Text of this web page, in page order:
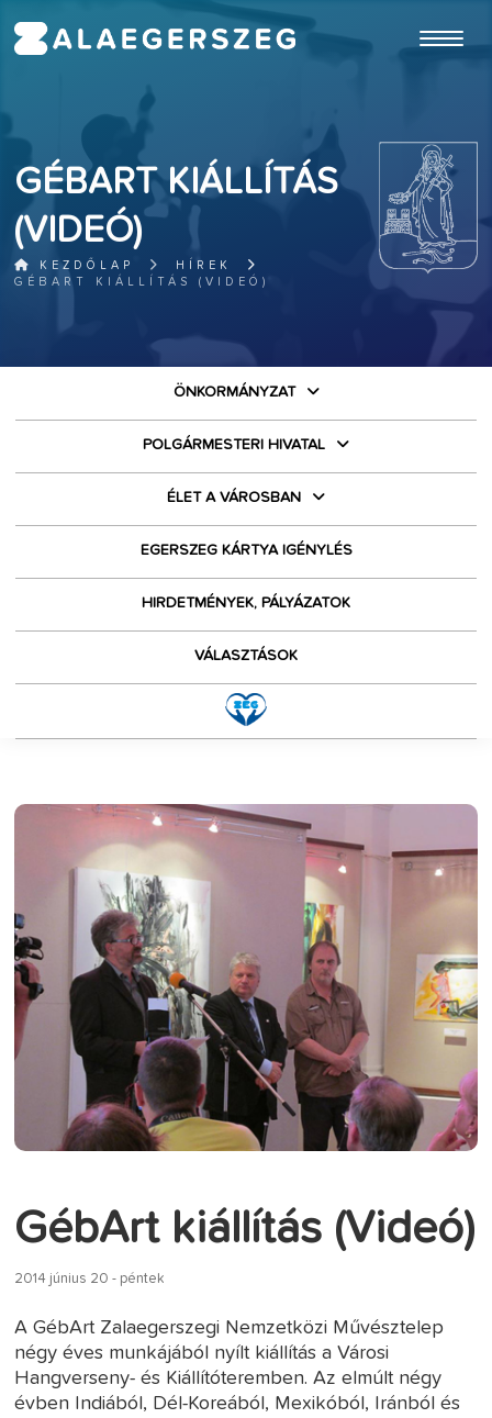
GÉBART KIÁLLÍTÁS
(VIDEÓ)
KEZDŐLAP
HÍREK
GÉBART KIÁLLÍTÁS (VIDEÓ)
ÖNKORMÁNYZAT
POLGÁRMESTERI HIVATAL
ÉLET A VÁROSBAN
EGERSZEG KÁRTYA IGÉNYLÉS
HIRDETMÉNYEK, PÁLYÁZATOK
VÁLASZTÁSOK
GébArt kiállítás (Videó)
2014 június 20 - péntek
A GébArt Zalaegerszegi Nemzetközi Művésztelep
négy éves munkájából nyílt kiállítás a Városi
Hangverseny- és Kiállítóteremben. Az elmúlt négy
évben Indiából, Dél-Koreából, Mexikóból, Iránból és